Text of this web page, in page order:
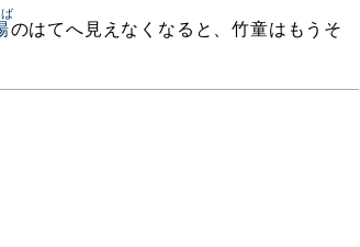
のはてへ見えなくなると、竹童はもうそ